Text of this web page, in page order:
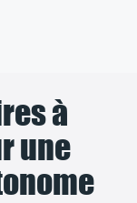
à
une